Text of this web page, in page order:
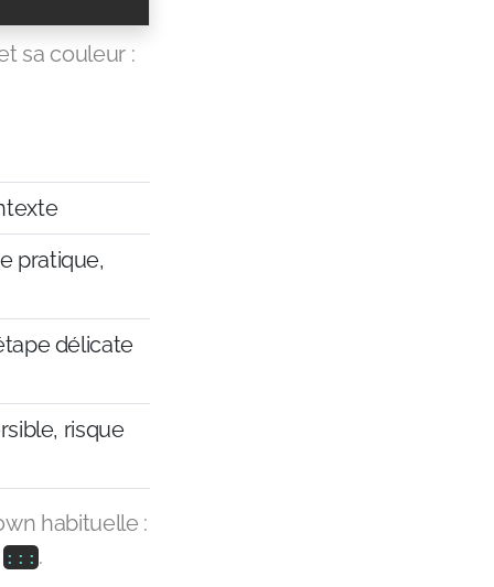
sa couleur :
pratique,
délicate
risque
habituelle :
: : : .